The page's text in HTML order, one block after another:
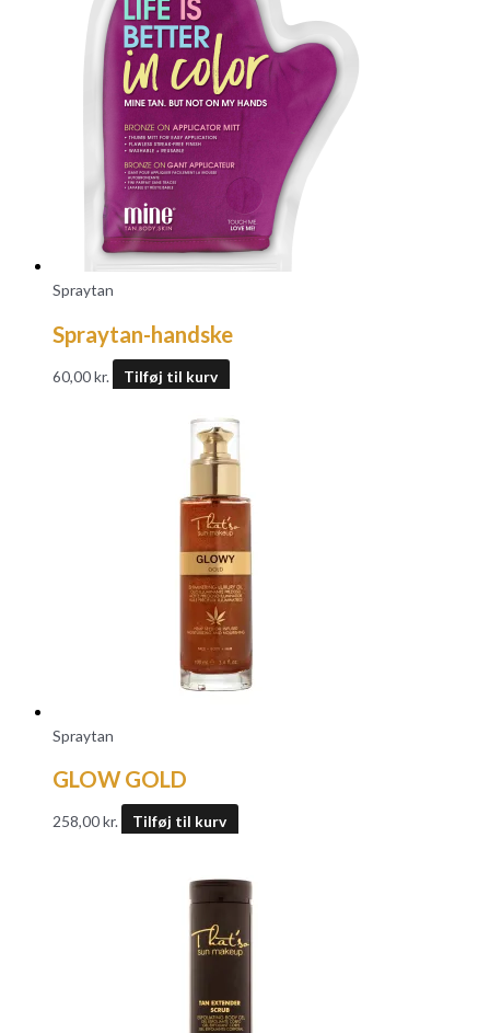
Spraytan
Spraytan-handske
60,00kr. Tilføj til kurv
Spraytan
GLOW GOLD
258,00kr. Tilføj til kurv